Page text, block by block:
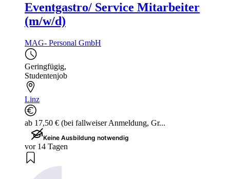
Eventgastro/ Service Mitarbeiter
(m/w/d)
MAG- Personal GmbH
Geringfügig,
Studentenjob
Linz
ab 17,50 € (bei fallweiser Anmeldung, Gr...
Keine Ausbildung notwendig
vor 14 Tagen